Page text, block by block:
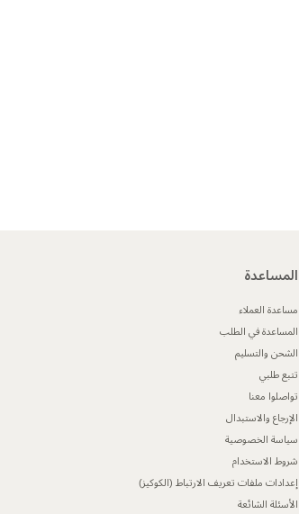
المساعدة
مساعدة العملاء
المساعدة في الطلب
الشحن والتسليم
تتبع طلبي
تواصلوا معنا
الإرجاع والاستبدال
سياسة الخصوصية
شروط الاستخدام
إعدادات ملفات تعريف الارتباط (الكوكيز)
الأسئلة الشائعة